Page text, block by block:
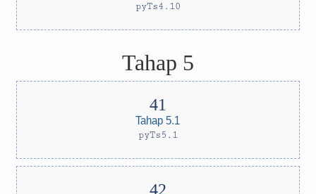
pyTs4.10
Tahap 5
Tahap 5.1
pyTs5.1